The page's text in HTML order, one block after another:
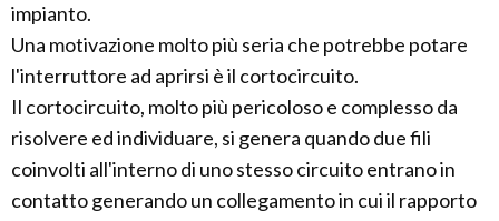
impianto.
Una motivazione molto più seria che potrebbe potare
l'interruttore ad aprirsi è il cortocircuito.
Il cortocircuito, molto più pericoloso e complesso da
risolvere ed individuare, si genera quando due fili
coinvolti all'interno di uno stesso circuito entrano in
contatto generando un collegamento in cui il rapporto